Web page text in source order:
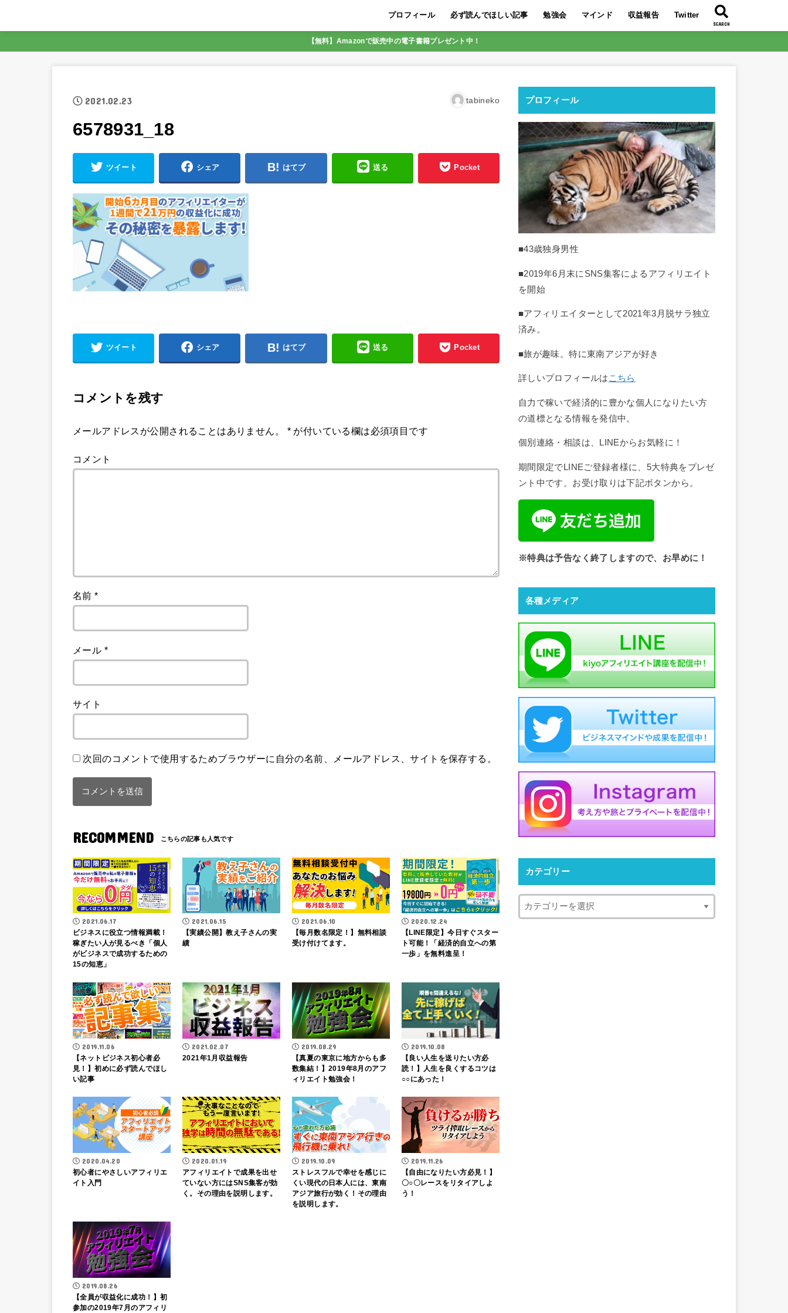
プロフィール 必ず読んでほしい記事
LINE友達追加限定5大特典を公開
初めに必ず読んでほしい7記事
迷いを断ち収入の壁をぶち壊そう！
【脱サラ実現の実績あり】今最も熱い
SNS集客アフィリエイトの時代！
初月から22万円の収益化に成功！
メンター（指導者）が必要である理由
SNS集客アフィリエイトQ＆A
成功しやすいのは、こんな人！
最も稼ぎやすいアフィリエイトはコレ
人生を好転させるコツは〇〇！
勉強会 マインド 収益報告 Twitter
SEARCH
【無料】Amazonで販売中の電子書籍プレゼント中！
2021.02.23 tabineko
6578931_18
ツイート シェア はてブ 送る Pocket
ツイート シェア はてブ 送る Pocket
コメントを残す
メールアドレスが公開されることはありません。 *が付いている欄は必須項目です
コメント
名前*
メール *
サイト
次回のコメントで使用するためブラウザーに自分の名前、メールアドレス、サイトを保存する。
RECOMMEND
2021.06.17
ビジネスに役立つ情報満載！
稼ぎたい人が見るべき「個人
がビジネスで成功するための
15の知恵」
2021.06.15
【実績公開】教え子さんの実
績
2021.06.10
【毎月数名限定！】無料相談
受け付けてます。
2020.12.24
【LINE限定】今日すぐスター
ト可能！「経済的自立への第
一歩」を無料進呈！
2019.11.06
【ネットビジネス初心者必
見！】初めに必ず読んでほし
い記事
2021.02.07
2021年1月収益報告
2019.08.29
【真夏の東京に地方からも多
数集結！】2019年8月のアフ
ィリエイト勉強会！
2019.10.08
【良い人生を送りたい方必
読！】人生を良くするコツは
○○にあった！
2020.04.20
初心者にやさしいアフィリエ
イト入門
2020.01.19
アフィリエイトで成果を出せ
ていない方にはSNS集客が効
く。その理由を説明します。
2019.10.09
ストレスフルで幸せを感じに
くい現代の日本人には、東南
アジア旅行が効く！その理由
を説明します。
2019.11.26
【自由になりたい方必見！】
〇○〇レースをリタイアしよ
う！
2019.08.26
【全員が収益化に成功！】初
参加の2019年7月のアフィリ
プロフィール
■43歳独身男性
■2019年6月末にSNS集客によるアフィリエイト
を開始
■アフィリエイターとして2021年3月脱サラ独立
済み。
■旅が趣味。特に東南アジアが好き
詳しいプロフィールは こちら
自力で稼いで経済的に豊かな個人になりたい方
の道標となる情報を発信中。
個別連絡・相談は、LINEからお気軽に！
期間限定でLINEご登録者様に、5大特典をプレゼ
ント中です。お受け取りは下記ボタンから。
※特典は予告なく終了しますので、お早めに！
各種メディア
カテゴリー